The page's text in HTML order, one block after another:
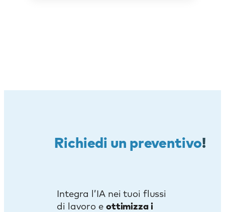
Richiedi un preventivo!
Integra l’IA nei tuoi flussi
di lavoro e ottimizza i